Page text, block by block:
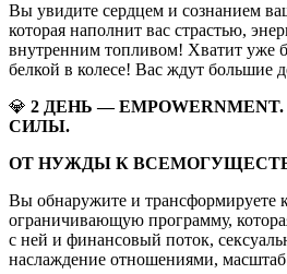
Вы увидите сердцем и
которая наполнит вас страстью,
внутренним топливом! Хватит уже
белкой в колесе! Вас ждут большие
💎 2 ДЕНЬ —
СИЛЫ.
ОТ НУЖДЫ К
Вы обнаружите и трансформируете
ограничивающую программу,
с ней и финансовый поток,
наслаждение отношениями, масштаб